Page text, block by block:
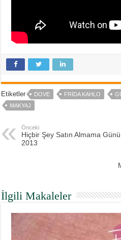
Etiketler DOVE FRIDA KAHLO
MAKYAJ
Önceki
Hiçbir Şey Satın Almama Günü
2013
İlgili Makaleler